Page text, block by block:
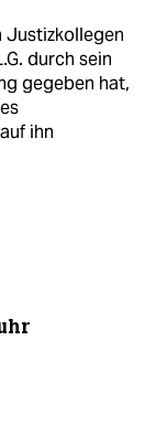
Justizkollegen
durch sein
gegeben hat,
ihn